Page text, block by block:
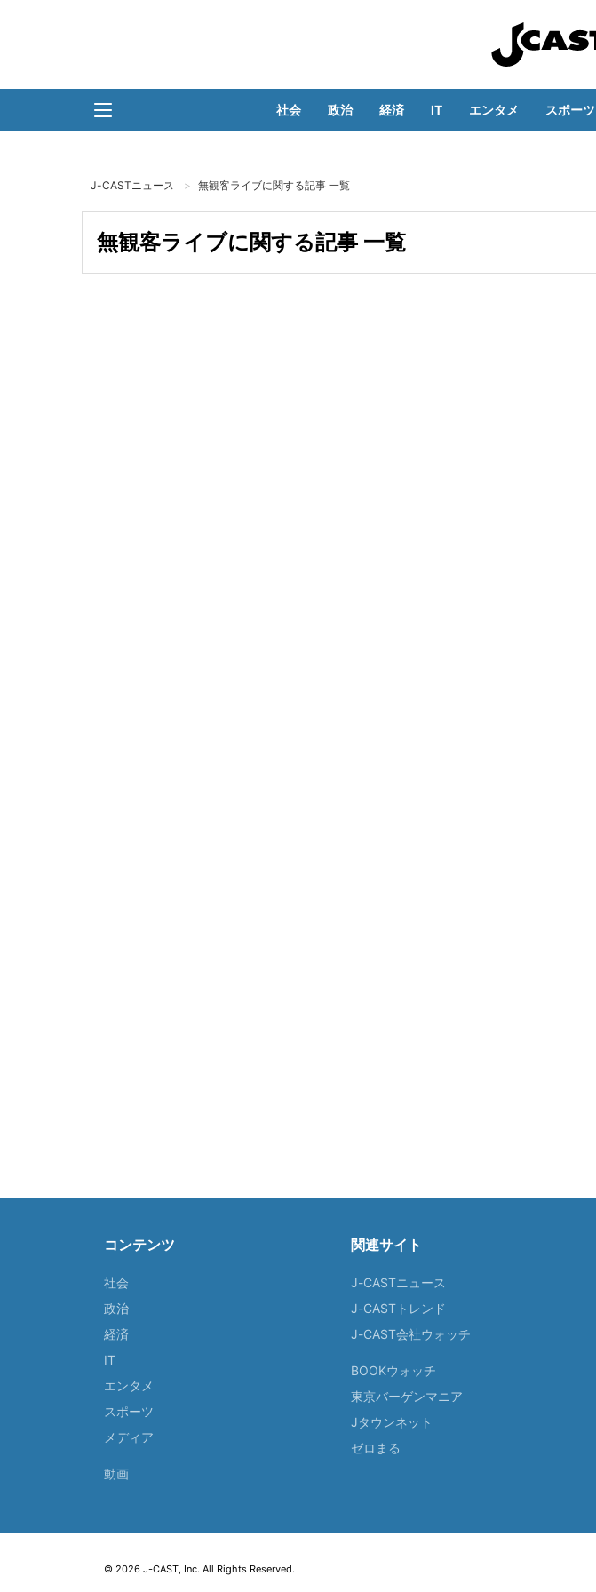
社会 政治 経済 IT エンタメ スポーツ
J-CASTニュース 無観客ライブに関する記事 一覧
無観客ライブに関する記事 一覧
コンテンツ
社会
政治
経済
IT
エンタメ
スポーツ
メディア
動画
関連サイト
J-CASTニュース
J-CASTトレンド
J-CAST会社ウォッチ
BOOKウォッチ
東京バーゲンマニア
Jタウンネット
ゼロまる
© 2026 J-CAST, Inc. All Rights Reserved.